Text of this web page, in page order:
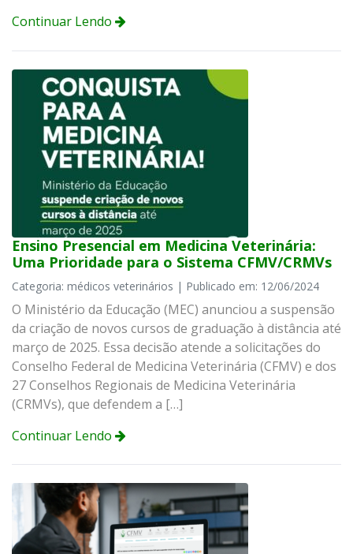
Continuar Lendo
Ensino Presencial em Medicina Veterinária:
Uma Prioridade para o Sistema CFMV/CRMVs
Categoria: médicos veterinários | Publicado em: 12/06/2024
O Ministério da Educação (MEC) anunciou a suspensão
da criação de novos cursos de graduação à distância até
março de 2025. Essa decisão atende a solicitações do
Conselho Federal de Medicina Veterinária (CFMV) e dos
27 Conselhos Regionais de Medicina Veterinária
(CRMVs), que defendem a […]
Continuar Lendo